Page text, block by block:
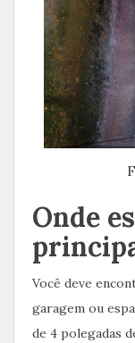
Onde
Você deve
garagem ou
de 4 polegadas